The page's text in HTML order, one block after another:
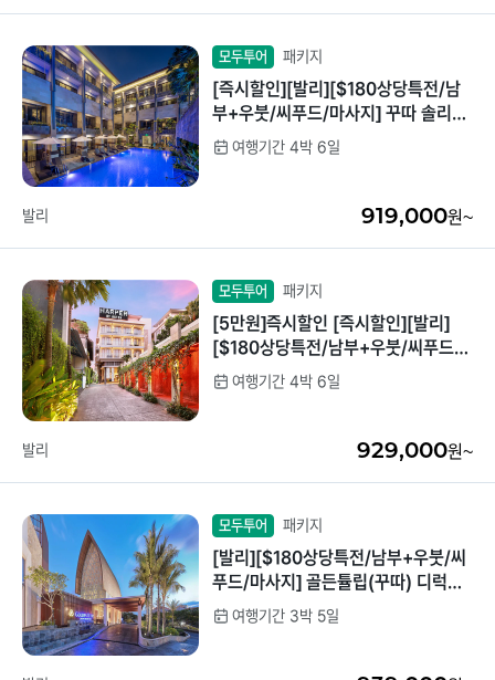
모두투어 패키지
[즉시할인][발리][$180상당특전/남
부+우붓/씨푸드/마사지] 꾸따 솔리아
르기안 디럭스룸 4박6일
여행기간 4박 6일
발리 919,000원~
모두투어 패키지
[5만원]즉시할인 [즉시할인][발리]
[$180상당특전/남부+우붓/씨푸드/
마사지] 하퍼(꾸따) 슈페리어룸 4박6
일
여행기간 4박 6일
발리 929,000원~
모두투어 패키지
[발리][$180상당특전/남부+우붓/씨
푸드/마사지] 골든튤립(꾸따) 디럭스
3박5일
여행기간 3박 5일